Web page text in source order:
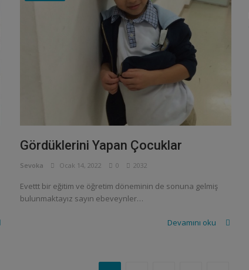
Gördüklerini Yapan Çocuklar
Sevoka Ocak 14, 2022 0 2032
Evettt bir eğitim ve öğretim döneminin de sonuna gelmiş
bulunmaktayız sayın ebeveynler…
Devamını oku